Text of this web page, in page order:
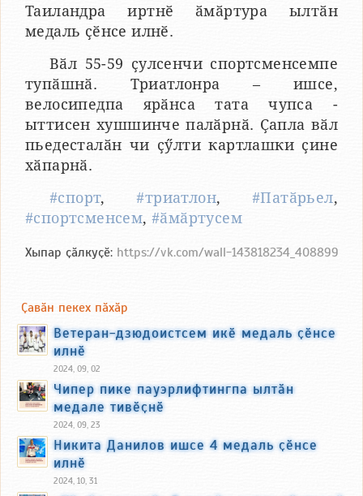
Таиландра иртнӗ ӑмӑртура ылтӑн
медаль ҫӗнсе илнӗ.
Вӑл 55-59 ҫулсенчи спортсменсемпе
тупӑшнӑ. Триатлонра – ишсе,
велосипедпа ярӑнса тата чупса -
ыттисен хушшинче палӑрнӑ. Ҫапла вӑл
пьедесталӑн чи ҫӳлти картлашки ҫине
хӑпарнӑ.
#спорт,#триатлон, #Патӑрьел,
#спортсменсем,#ӑмӑртусем
Хыпар ҫӑлкуҫӗ: https://vk.com/wall-143818234_408899
Ҫавӑн пекех пӑхӑр
Ветеран-дзюдоистсем икӗ медаль ҫӗнсе
илнӗ
2024, 09, 02
Чипер пике пауэрлифтингпа ылтӑн
медале тивӗҫнӗ
2024, 09, 23
Никита Данилов ишсе 4 медаль ҫӗнсе
илнӗ
2024, 10, 31